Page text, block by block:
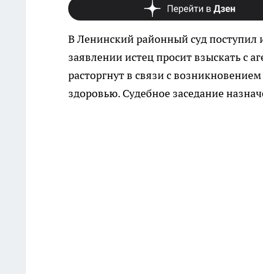
В Ленинский районный суд поступил
заявлении истец просит взыскать с
расторгнут в связи с
здоровью. Судебное заседание